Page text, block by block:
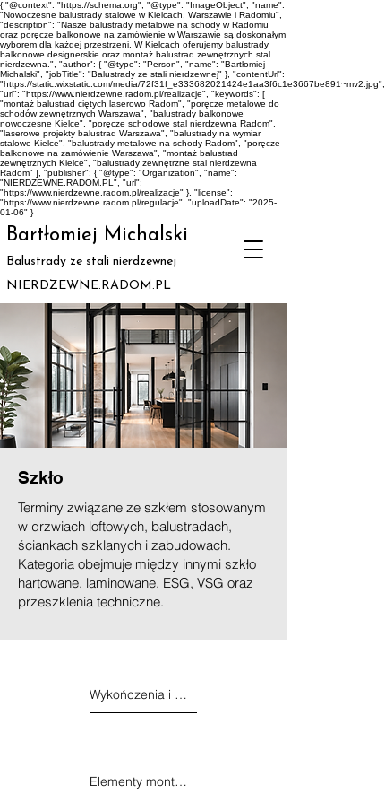
{ "@context": "https://schema.org", "@type": "ImageObject", "name":
"Nowoczesne balustrady stalowe w Kielcach, Warszawie i Radomiu",
"description": "Nasze balustrady metalowe na schody w Radomiu
oraz poręcze balkonowe na zamówienie w Warszawie są doskonałym
wyborem dla każdej przestrzeni. W Kielcach oferujemy balustrady
balkonowe designerskie oraz montaż balustrad zewnętrznych stal
nierdzewna.", "author": { "@type": "Person", "name": "Bartłomiej
Michalski", "jobTitle": "Balustrady ze stali nierdzewnej" }, "contentUrl":
"https://static.wixstatic.com/media/72f31f_e333682021424e1aa3f6c1e3667be891~mv2.jpg",
"url": "https://www.nierdzewne.radom.pl/realizacje", "keywords": [
"montaż balustrad ciętych laserowo Radom", "poręcze metalowe do
schodów zewnętrznych Warszawa", "balustrady balkonowe
nowoczesne Kielce", "poręcze schodowe stal nierdzewna Radom",
"laserowe projekty balustrad Warszawa", "balustrady na wymiar
stalowe Kielce", "balustrady metalowe na schody Radom", "poręcze
balkonowe na zamówienie Warszawa", "montaż balustrad
zewnętrznych Kielce", "balustrady zewnętrzne stal nierdzewna
Radom" ], "publisher": { "@type": "Organization", "name":
"NIERDZEWNE.RADOM.PL", "url":
"https://www.nierdzewne.radom.pl/realizacje" }, "license":
"https://www.nierdzewne.radom.pl/regulacje", "uploadDate": "2025-
01-06" }
Bartłomiej Michalski
Balustrady ze stali nierdzewnej
NIERDZEWNE.RADOM.PL
Szkło
Terminy związane ze szkłem stosowanym
w drzwiach loftowych, balustradach,
ściankach szklanych i zabudowach.
Kategoria obejmuje między innymi szkło
hartowane, laminowane, ESG, VSG oraz
przeszklenia techniczne.
Wykończenia i detale
Elementy montażowe